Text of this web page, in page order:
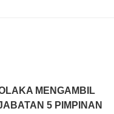
MENGAMBIL
5 PIMPINAN